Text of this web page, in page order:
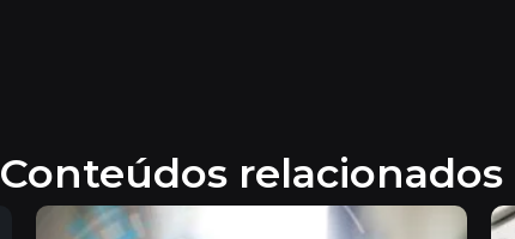
Conteúdos relacionados